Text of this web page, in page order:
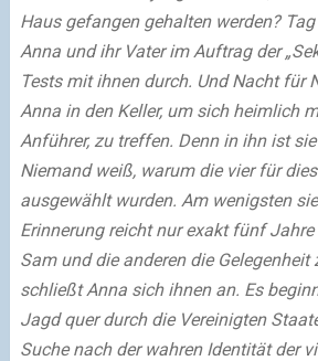
Haus gefangen gehalten werden?
Anna und ihr Vater im Auftrag der
Tests mit ihnen durch. Und Nacht für
Anna in den Keller, um sich heimlich
Anführer, zu treffen. Denn in ihn ist
Niemand weiß, warum die vier für
ausgewählt wurden. Am wenigsten
Erinnerung reicht nur exakt fünf
Sam und die anderen die Gelegenheit
schließt Anna sich ihnen an. Es
Jagd quer durch die Vereinigten
Suche nach der wahren Identität der